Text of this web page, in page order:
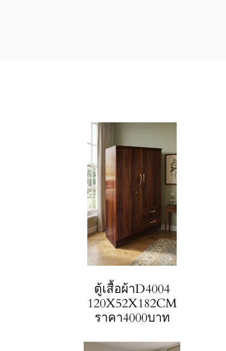
ตู้เสื้อผ้าD4004
120X52X182CM
ราคา4000บาท